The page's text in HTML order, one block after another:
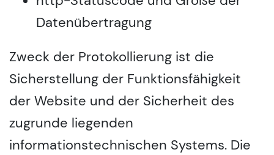
Datenübertragung
Zweck der Protokollierung ist die
Sicherstellung der Funktionsfähigkeit
der Website und der Sicherheit des
zugrunde liegenden
informationstechnischen Systems. Die